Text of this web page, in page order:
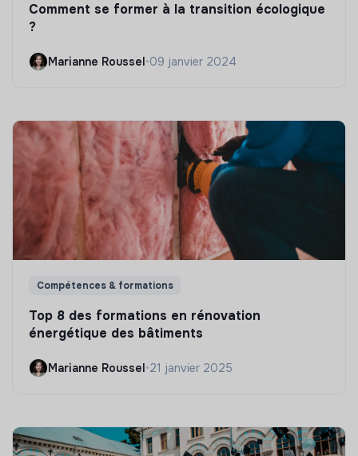
Comment se former à la transition écologique
?
Marianne Roussel•09 janvier 2024
Compétences & formations
Top 8 des formations en rénovation
énergétique des bâtiments
Marianne Roussel•21 janvier 2025